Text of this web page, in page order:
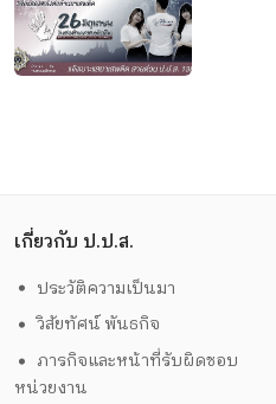
เกี่ยวกับ ป.ป.ส.
ประวัติความเป็นมา
วิสัยทัศน์ พันธกิจ
ภารกิจและหน้าที่รับผิดชอบ
หน่วยงาน